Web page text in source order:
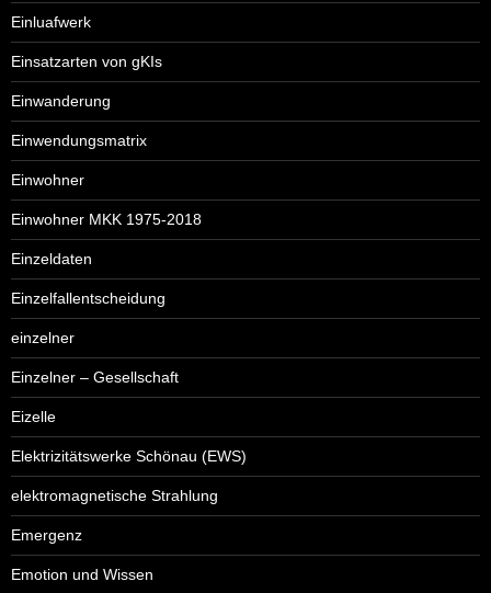
Einluafwerk
Einsatzarten von gKIs
Einwanderung
Einwendungsmatrix
Einwohner
Einwohner MKK 1975-2018
Einzeldaten
Einzelfallentscheidung
einzelner
Einzelner – Gesellschaft
Eizelle
Elektrizitätswerke Schönau (EWS)
elektromagnetische Strahlung
Emergenz
Emotion und Wissen